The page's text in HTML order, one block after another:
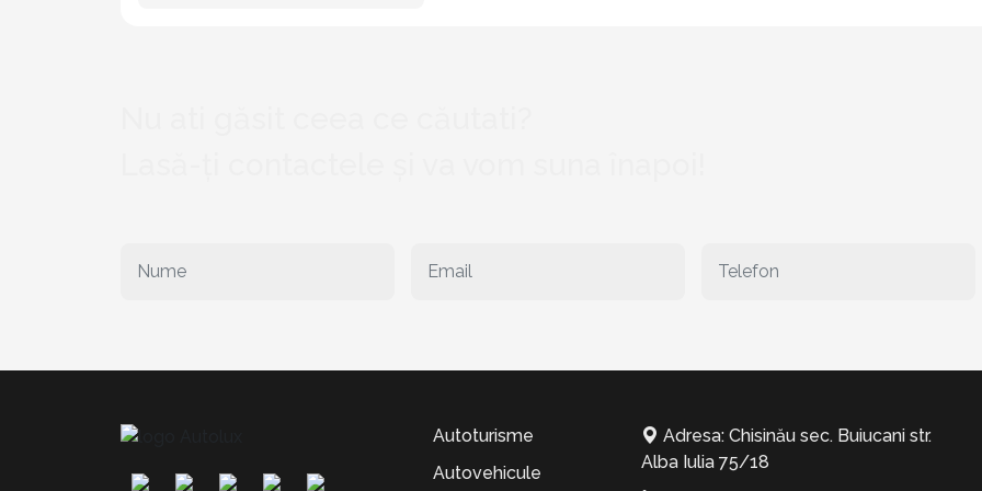
Autoturisme
Autovehicule
Adresa: Chisinău sec. Buiucani str.
Alba Iulia 75/18